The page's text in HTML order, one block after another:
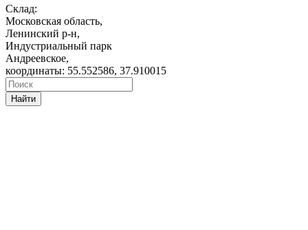
Склад:
Московская область,
Ленинский р-н,
Индустриальный парк
Андреевское,
координаты: 55.552586, 37.910015
Найти